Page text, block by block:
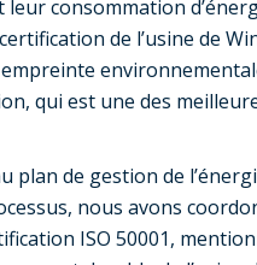
consommation
de l’usine de
qui est une des
plan de gestion de
nous avons
ISO 50001,